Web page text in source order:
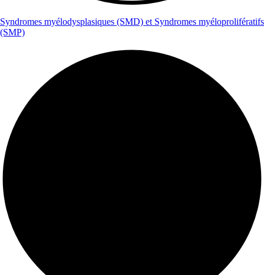
Syndromes myélodysplasiques (SMD) et Syndromes myéloprolifératifs
(SMP)